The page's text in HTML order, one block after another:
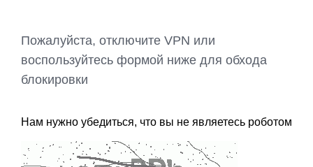
Пожалуйста, отключите VPN или
воспользуйтесь формой ниже для обхода
блокировки
Нам нужно убедиться, что вы не являетесь роботом